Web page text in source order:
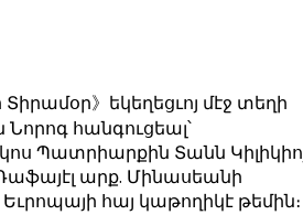
》եկեղեցւոյ մէջ տեղի
հանգուցեալ՝
Պատրիարքին Տանն
արք. Մինասեանի
հայ կաթողիկէ թեմին։